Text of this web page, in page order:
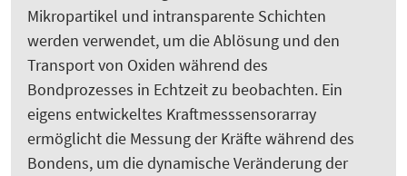
Mikropartikel und intransparente Schichten
werden verwendet, um die Ablösung und den
Transport von Oxiden während des
Bondprozesses in Echtzeit zu beobachten. Ein
eigens entwickeltes Kraftmesssensorarray
ermöglicht die Messung der Kräfte während des
Bondens, um die dynamische Veränderung der